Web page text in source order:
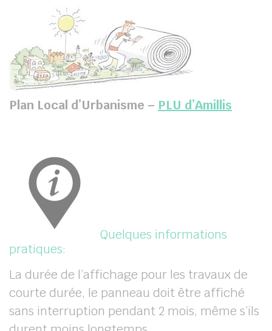
Plan Local d’Urbanisme – PLU d’Amillis
Quelques informations
pratiques:
La durée de l’affichage pour les travaux de
courte durée, le panneau doit être affiché
sans interruption pendant 2 mois, même s’ils